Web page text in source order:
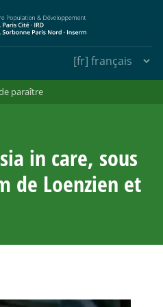
paraître
in care, sous
de Loenzien et